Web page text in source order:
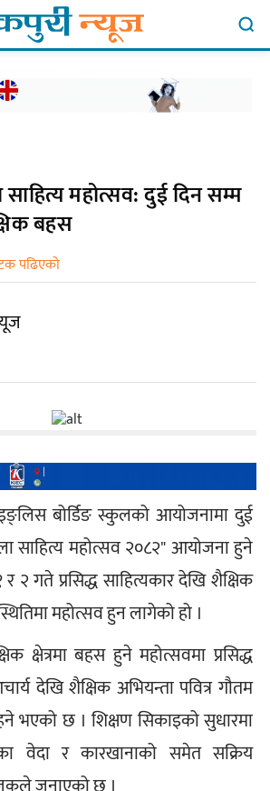
महोत्सव: दुई दिन सम्म
बहस
पढिएको
इङ्लिस बोर्डिङ स्कुलको आयोजनामा दुई
साहित्य महोत्सव २०८२" आयोजना हुने
गते प्रसिद्ध साहित्यकार देखि शैक्षिक
महोत्सव हुन लागेको हो ।
क्षेत्रमा बहस हुने महोत्सवमा प्रसिद्ध
देखि शैक्षिक अभियन्ता पवित्र गौतम
भएको छ । शिक्षण सिकाइको सुधारमा
वेदा र कारखानाको समेत सक्रिय